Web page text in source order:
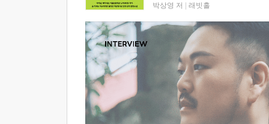
박상영 저 래빗홀